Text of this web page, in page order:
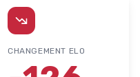
CHANGEMENT ELO